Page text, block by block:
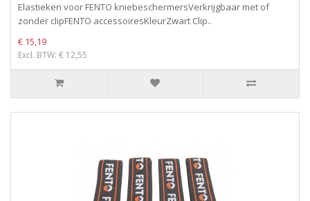
Elastieken voor FENTO kniebeschermersVerkrijgbaar met of
zonder clipFENTO accessoiresKleurZwart Clip..
€ 15,19
Excl. BTW: € 12,55